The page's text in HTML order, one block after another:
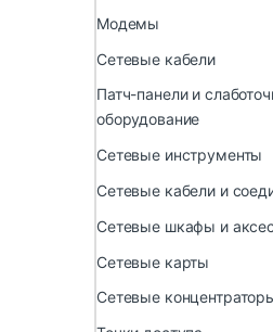
Модемы
Сетевые кабели
Патч-панели и
оборудование
Сетевые инструменты
Сетевые кабели и
Сетевые шкафы и
Сетевые карты
Сетевые